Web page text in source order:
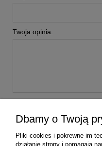
Twoja opinia:
Dbamy o Twoją
Pliki cookies i pokrewne im
działanie strony i pomagają